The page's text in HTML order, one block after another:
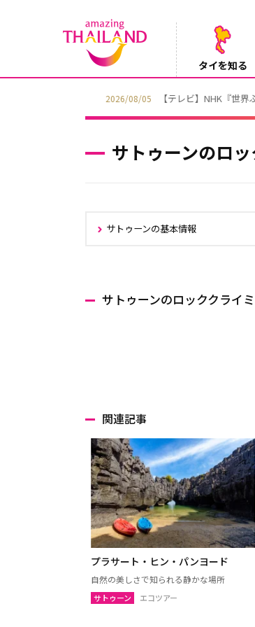
タイを知る
2026/08/05 【テレビ】NHK『世界ふれ
サトゥーンのロ
サトゥーンの基本情報
サトゥーンのロッククライ
関連記事
プラサート・ヒン・パンヨード
自然の美しさで知られる静かな場所
サトゥーン エコツアー